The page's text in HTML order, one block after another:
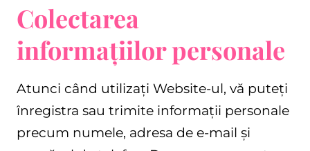
Colectarea
informațiilor personale
Atunci când utilizați Website-ul, vă puteți
înregistra sau trimite informații personale
precum numele, adresa de e-mail și